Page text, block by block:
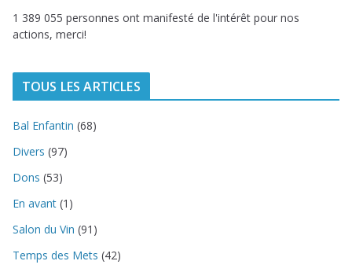
1 389 055 personnes ont manifesté de l'intérêt pour nos
actions, merci!
TOUS LES ARTICLES
Bal Enfantin (68)
Divers (97)
Dons (53)
En avant (1)
Salon du Vin (91)
Temps des Mets (42)